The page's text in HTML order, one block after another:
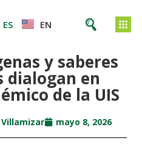
ES EN
y saberes
dialogan en
de la UIS
Villamizar mayo 8, 2026